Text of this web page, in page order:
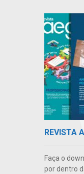
REVISTA
Faça o
por dentro